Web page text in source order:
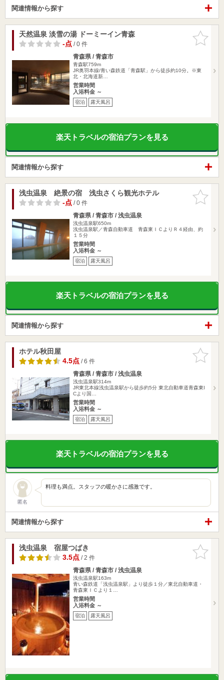
関連情報から探す
お気に入
りに追加
天然温泉 淡雪の湯 ドーミーイン青森
-点/ 0 件
青森県 / 青森市
青森駅759m
JR奥羽本線/青い森鉄道「青森駅」から徒歩約10分。※東
北・北海道新…
営業時間
入浴料金 ～
宿泊 露天風呂
楽天トラベルの宿泊プランを見る
関連情報から探す
お気に入
りに追加
浅虫温泉 絶景の宿 浅虫さくら観光ホテル
-点/ 0 件
青森県 / 青森市 / 浅虫温泉
浅虫温泉駅650m
浅虫温泉駅／青森自動車道 青森東ＩＣよりＲ４経由、約
１５分
営業時間
入浴料金 ～
宿泊 露天風呂
楽天トラベルの宿泊プランを見る
関連情報から探す
お気に入
りに追加
ホテル秋田屋
4.5点/ 6 件
青森県 / 青森市 / 浅虫温泉
浅虫温泉駅314m
JR東北本線浅虫温泉駅から徒歩約5分 東北自動車道青森東I
Cより国…
営業時間
入浴料金 ～
宿泊 露天風呂
楽天トラベルの宿泊プランを見る
匿名
料理も満点。スタッフの暖かさに感激です。
関連情報から探す
お気に入
りに追加
浅虫温泉 宿屋つばき
3.5点/ 2 件
青森県 / 青森市 / 浅虫温泉
浅虫温泉駅163m
青い森鉄道「浅虫温泉駅」より徒歩１分／東北自動車道・
青森東ＩＣより１…
営業時間
入浴料金 ～
宿泊 露天風呂